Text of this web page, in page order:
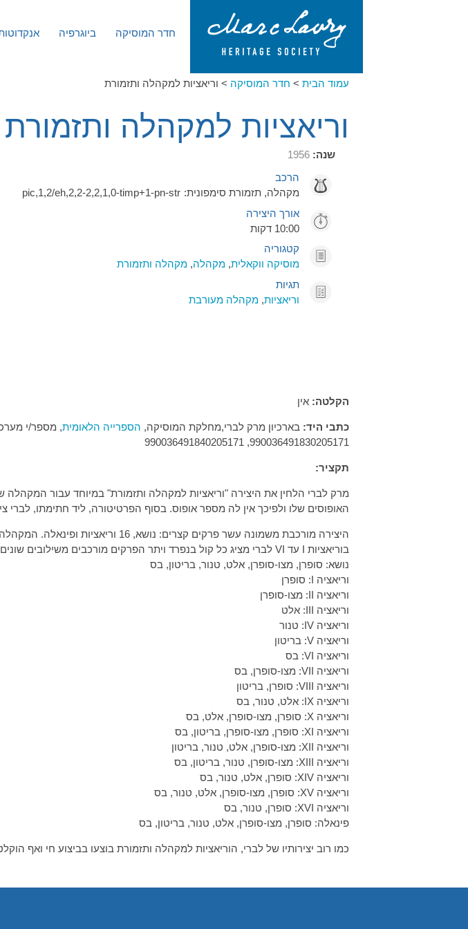
חדר המוסיקה ביוגרפיה
עמוד הבית > חדר המוסיקה > וריאציות למקהלה ותזמורת
וריאציות למקהלה ותזמורת
שנה: 1956
הרכב
מקהלה, תזמורת סימפונית: pic,1,2/eh,2,2-2,2,1,0-timp+1-pn-str
אורך היצירה
10:00 דקות
קטגוריה
מוסיקה ווקאלית,מקהלה,מקהלה ותזמורת
תגיות
וריאציות,מקהלה מעורבת
הקלטה: אין
כתבי היד: בארכיון מרק לברי,מחלקת המוסיקה, הספרייה הלאומית
990036491830205171, 990036491840205171
תקציר:
מרק לברי הלחין את היצירה "וריאציות למקהלה ותזמורת" במיוחד עבור
האופוסים שלו ולפיכך אין לה מספר אופוס. בסוף הפרטיטורה, ליד חתימתו, לברי ציין את התאריך
היצירה מורכבת משמונה עשר פרקים קצרים:
בוריאציות I עד VI לברי מציג כל קול בנפרד ויתר הפרקים מורכבים משילובים שונים של הקולות.
נושא: סופרן, מצו-סופרן, אלט, טנור, בריטון, בס
וריאציה I: סופרן
וריאציה II: מצו-סופרן
וריאציה III: אלט
וריאציה IV: טנור
וריאציה V: בריטון
וריאציה VI: בס
וריאציה VII: מצו-סופרן, בס
וריאציה VIII: סופרן, בריטון
וריאציה IX: אלט, טנור, בס
וריאציה X: סופרן, מצו-סופרן, אלט, בס
וריאציה XI: סופרן, מצו-סופרן, בריטון, בס
וריאציה XII: מצו-סופרן, אלט, טנור, בריטון
וריאציה XIII: מצו-סופרן, טנור, בריטון, בס
וריאציה XIV: סופרן, אלט, טנור, בס
וריאציה XV: סופרן, מצו-סופרן, אלט, טנור, בס
וריאציה XVI: סופרן, טנור, בס
פינאלה: סופרן, מצו-סופרן, אלט, טנור, בריטון, בס
כמו רוב יצירותיו של לברי, הוריאציות למקהלה ותזמורת בוצעו בביצוע חי ואף